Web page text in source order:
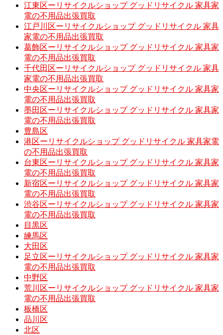
江東区ーリサイクルショップ グッドリサイクル 家具家
電の不用品出張買取
江戸川区ーリサイクルショップ グッドリサイクル 家具
家電の不用品出張買取
葛飾区ーリサイクルショップ グッドリサイクル 家具家
電の不用品出張買取
千代田区ーリサイクルショップ グッドリサイクル 家具
家電の不用品出張買取
中央区ーリサイクルショップ グッドリサイクル 家具家
電の不用品出張買取
墨田区ーリサイクルショップ グッドリサイクル 家具家
電の不用品出張買取
豊島区
港区ーリサイクルショップ グッドリサイクル 家具家電
の不用品出張買取
台東区ーリサイクルショップ グッドリサイクル 家具家
電の不用品出張買取
新宿区ーリサイクルショップ グッドリサイクル 家具家
電の不用品出張買取
渋谷区ーリサイクルショップ グッドリサイクル 家具家
電の不用品出張買取
目黒区
練馬区
大田区
足立区ーリサイクルショップ グッドリサイクル 家具家
電の不用品出張買取
中野区
荒川区ーリサイクルショップ グッドリサイクル 家具家
電の不用品出張買取
板橋区
品川区
北区